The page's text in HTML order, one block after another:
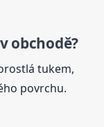
obchodě?
tukem,
povrchu.